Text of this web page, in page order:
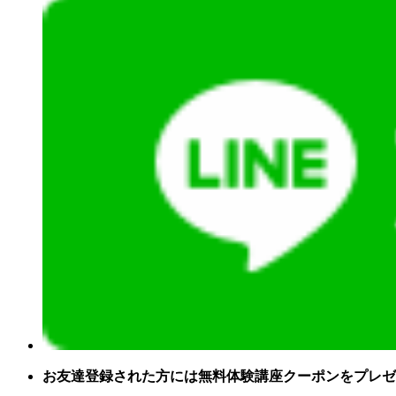
お友達登録された方には無料体験講座クーポンをプレ